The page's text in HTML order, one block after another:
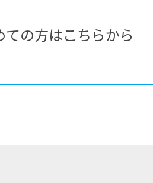
ての方はこちらから